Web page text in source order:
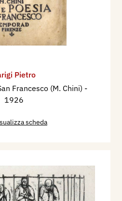
Pietro
Francesco (M. Chini) -
1926
scheda